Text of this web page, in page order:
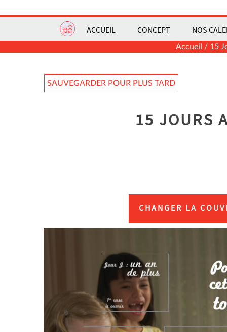
ACCUEIL CONCEPT NOS
Accueil / 15
SAUVEGARDER POUR PLUS TARD
15 JOURS
CHANGER LA